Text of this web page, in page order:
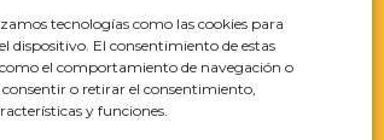
tecnologías como las cookies para
dispositivo. El consentimiento de estas
el comportamiento de navegación o
consentir o retirar el consentimiento,
y funciones.
22,
Madrid